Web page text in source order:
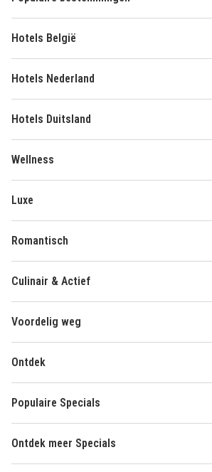
Hotels België
Hotels Nederland
Hotels Duitsland
Wellness
Luxe
Romantisch
Culinair & Actief
Voordelig weg
Ontdek
Populaire Specials
Ontdek meer Specials